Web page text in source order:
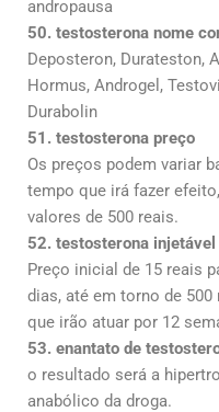
andropausa
50. testosterona nome
Deposteron, Durateston,
Hormus, Androgel,
Durabolin
51. testosterona preço
Os preços podem variar
tempo que irá fazer
valores de 500 reais.
52. testosterona
Preço inicial de 15 reais
dias, até em torno de
que irão atuar por 12
53. enantato de
o resultado será a
anabólico da droga.